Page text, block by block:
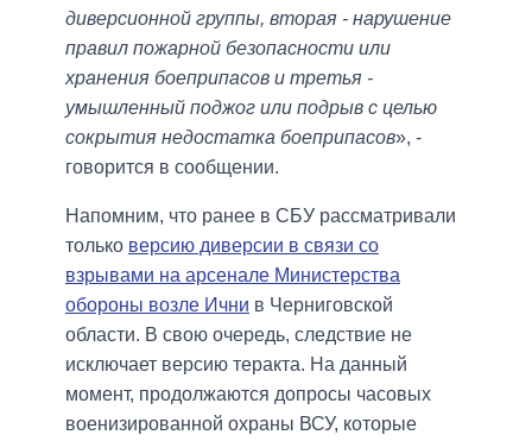
диверсионной группы, вторая - нарушение
правил пожарной безопасности или
хранения боеприпасов и третья -
умышленный поджог или подрыв с целью
сокрытия недостатка боеприпасов», -
говорится в сообщении.
Напомним, что ранее в СБУ рассматривали
только версию диверсии в связи со
взрывами на арсенале Министерства
обороны возле Ични в Черниговской
области. В свою очередь, следствие не
исключает версию теракта. На данный
момент, продолжаются допросы часовых
военизированной охраны ВСУ, которые